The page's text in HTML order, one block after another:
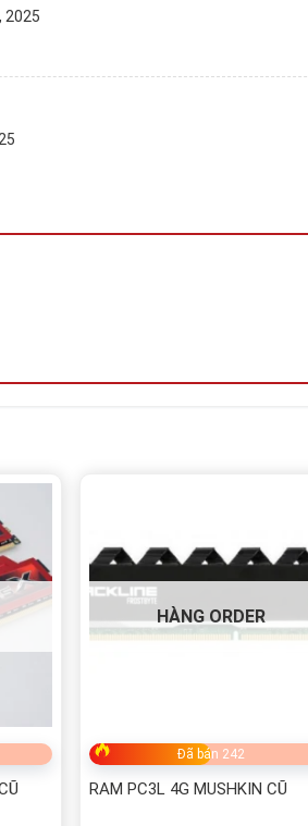
2025
HÀNG ORDER
Đã bán 242
RAM PC3L 4G MUSHKIN CŨ